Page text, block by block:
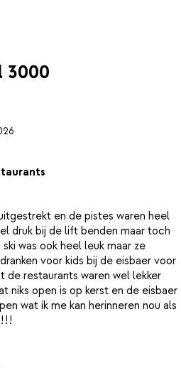
3000
en de pistes waren heel
druk bij de lift benden maar toch
was ook heel leuk maar ze
voor kids bij de eisbaer voor
restaurants waren wel lekker
niks open is op kerst en de eisbaer
wat ik me kan herinneren nou als